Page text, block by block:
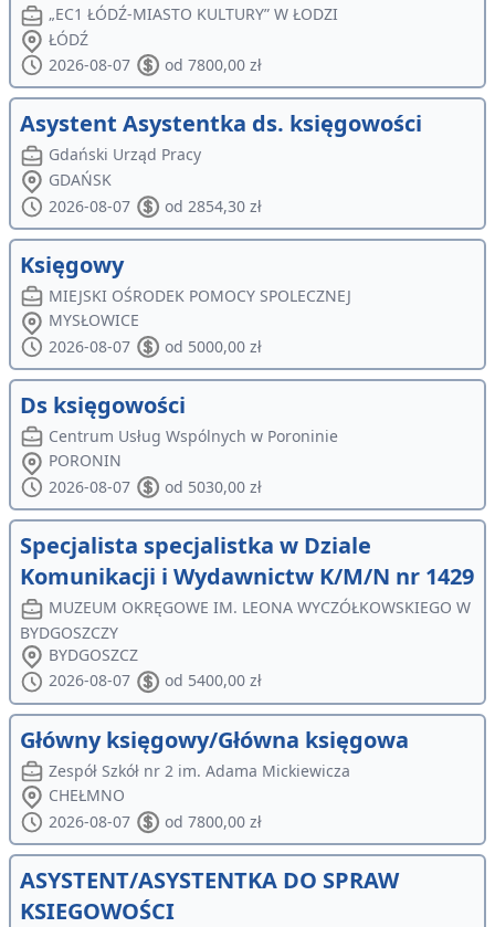
„EC1 ŁÓDŹ-MIASTO KULTURY” W ŁODZI
ŁÓDŹ
2026-08-07
od 7800,00 zł
Asystent Asystentka ds. księgowości
Gdański Urząd Pracy
GDAŃSK
2026-08-07
od 2854,30 zł
Księgowy
MIEJSKI OŚRODEK POMOCY SPOLECZNEJ
MYSŁOWICE
2026-08-07
od 5000,00 zł
Ds księgowości
Centrum Usług Wspólnych w Poroninie
PORONIN
2026-08-07
od 5030,00 zł
Specjalista specjalistka w Dziale
Komunikacji i Wydawnictw K/M/N nr 1429
MUZEUM OKRĘGOWE IM. LEONA WYCZÓŁKOWSKIEGO W
BYDGOSZCZY
BYDGOSZCZ
2026-08-07
od 5400,00 zł
Główny księgowy/Główna księgowa
Zespół Szkół nr 2 im. Adama Mickiewicza
CHEŁMNO
2026-08-07
od 7800,00 zł
ASYSTENT/ASYSTENTKA DO SPRAW
KSIEGOWOŚCI